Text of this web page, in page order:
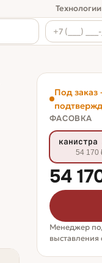
Технологии
Под заказ
ФАСОВКА
54 170
54
Менеджер
выставления